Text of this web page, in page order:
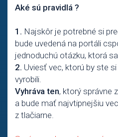
Aké sú pravidlá ?
1. Najskôr je potrebné si
bude uvedená na portáli
jednoduchú otázku, ktorá
2. Uviesť vec, ktorú by ste
vyrobili.
Vyhráva ten, ktorý správne
a bude mať najvtipnejšiu
z tlačiarne.